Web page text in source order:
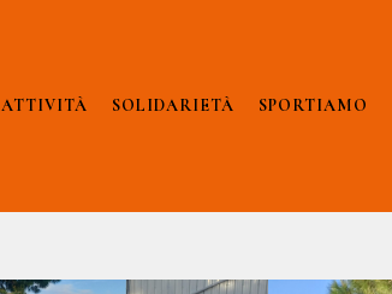
ATTIVITÀ SOLIDARIETÀ SPORTIAMO